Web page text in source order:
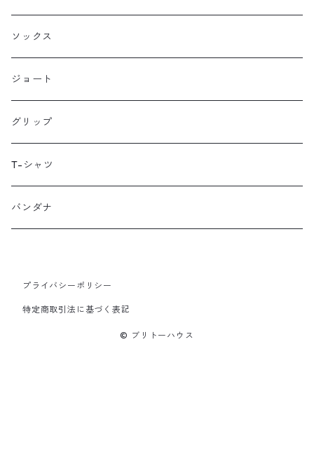
HMPL
Loophole Bags
Lords Luggage
LUGS NOT DRUGS
MECHANIX WEAR
Nerpa Gear
ソックス
ジョート
グリップ
T-シャツ
バンダナ
プライバシーポリシー
特定商取引法に基づく表記
© ブリトーハウス